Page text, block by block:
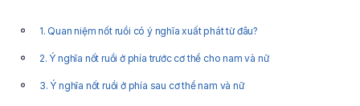
1. Quan niệm nốt ruồi có ý nghĩa xuất phát từ đâu?
2. Ý nghĩa nốt ruồi ở phía trước cơ thể cho nam và nữ
3. Ý nghĩa nốt ruồi ở phía sau cơ thể nam và nữ